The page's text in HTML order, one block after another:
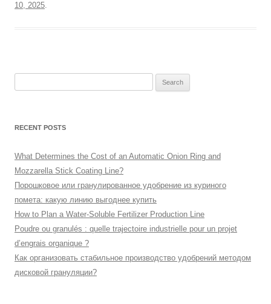
10, 2025.
RECENT POSTS
What Determines the Cost of an Automatic Onion Ring and
Mozzarella Stick Coating Line?
Порошковое или гранулированное удобрение из куриного
помета: какую линию выгоднее купить
How to Plan a Water-Soluble Fertilizer Production Line
Poudre ou granulés : quelle trajectoire industrielle pour un projet
d’engrais organique ?
Как организовать стабильное производство удобрений методом
дисковой грануляции?